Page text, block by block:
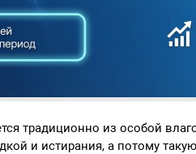
традиционно из особой
и истирания, а потому